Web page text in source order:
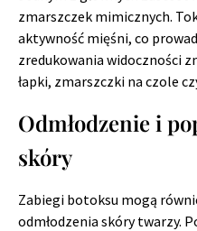
zmarszczek mimicznych.
aktywność mięśni, co
zredukowania widoczności
łapki, zmarszczki na czole
Odmłodzenie i
skóry
Zabiegi botoksu mogą
odmłodzenia skóry twarzy.